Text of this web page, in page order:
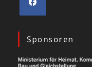
Sponsoren